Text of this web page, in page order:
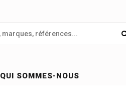
QUI SOMMES-NOUS